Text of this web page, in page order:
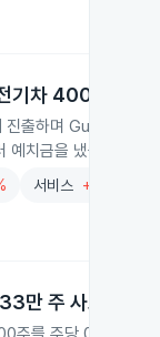
차 400대 확보
진출하며 Guan
치금을 냈습니다.
서비스 +0.22%
만 주 사모 발행